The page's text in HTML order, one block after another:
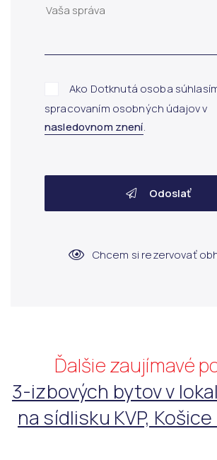
Ako Dotknutá osoba
spracovaním osobných údajov v
nasledovnom znení.
Odoslať
Chcem si rezervovať
Ďalšie zaujímavé
3-izbových bytov v
na sídlisku KVP,